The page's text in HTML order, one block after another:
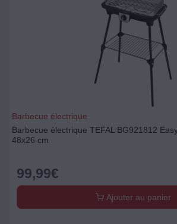
Barbecue électrique
Barbecue électrique TEFAL BG921812
48x26 cm
99,99€
Ajouter au panier